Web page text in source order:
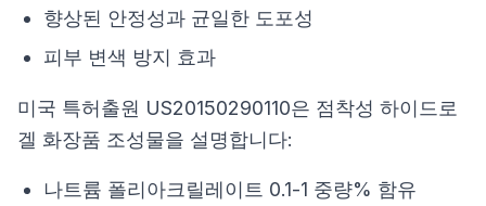
향상된 안정성과 균일한 도포성
피부 변색 방지 효과
미국 특허출원 US20150290110은 점착성 하이드로
겔 화장품 조성물을 설명합니다:
나트륨 폴리아크릴레이트 0.1-1 중량% 함유